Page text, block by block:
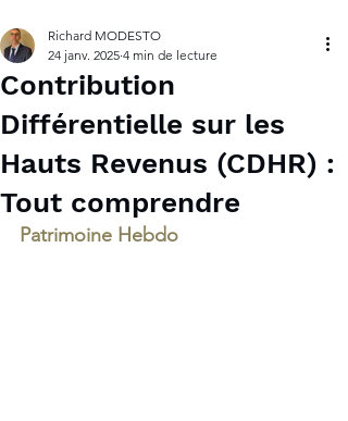
Contribution
Différentielle sur les
Hauts Revenus (CDHR) :
Tout comprendre
Richard MODESTO
24 janv. 2025 4 min de lecture
Patrimoine Hebdo